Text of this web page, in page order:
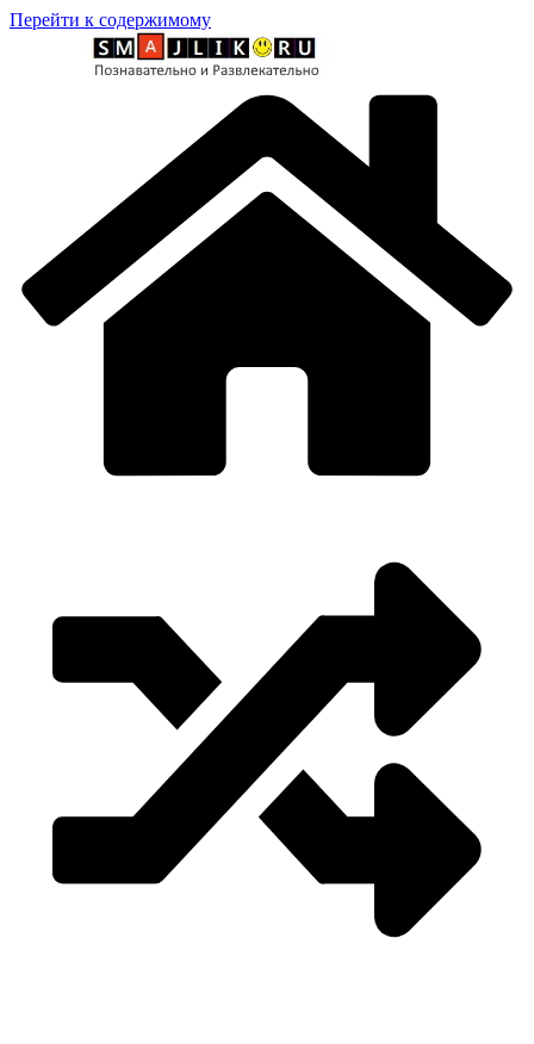
Перейти к содержимому